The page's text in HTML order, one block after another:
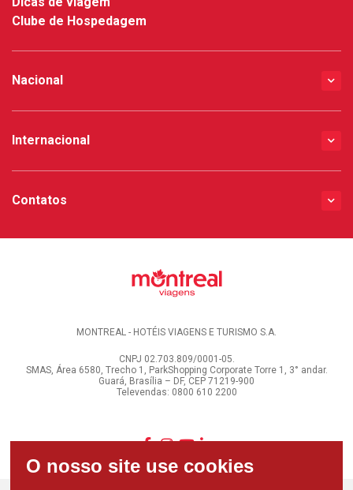
Clube de Hospedagem
Nacional
Internacional
Contatos
MONTREAL - HOTÉIS VIAGENS E TURISMO S.A.
CNPJ 02.703.809/0001-05.
SMAS, Área 6580, Trecho 1, ParkShopping Corporate Torre 1, 3° andar.
Guará, Brasília – DF, CEP 71219-900
Televendas: 0800 610 2200